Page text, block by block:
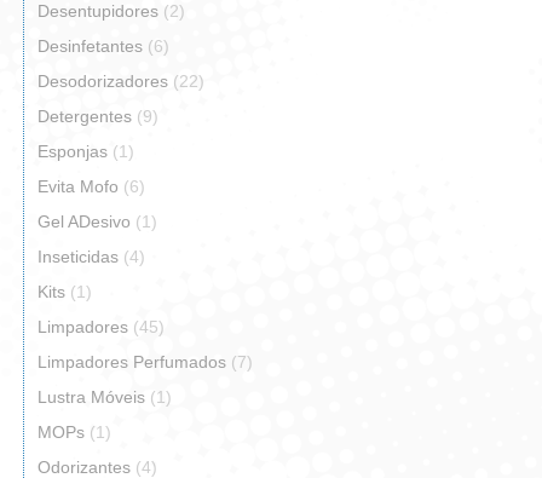
Desentupidores (2)
Desinfetantes (6)
Desodorizadores (22)
Detergentes (9)
Esponjas (1)
Evita Mofo (6)
Gel ADesivo (1)
Inseticidas (4)
Kits (1)
Limpadores (45)
Limpadores Perfumados (7)
Lustra Móveis (1)
MOPs (1)
Odorizantes (4)